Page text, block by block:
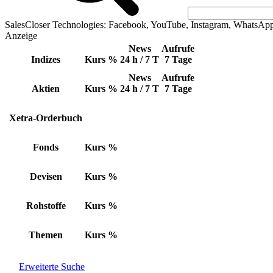
SalesCloser Technologies: Facebook, YouTube, Instagram,
Anzeige
Indizes Kurs %
News
24 h / 7 T
Aufrufe
7 Tage
Aktien Kurs %
News
24 h / 7 T
Aufrufe
7 Tage
Xetra-Orderbuch
Fonds Kurs %
Devisen Kurs %
Rohstoffe Kurs %
Themen Kurs %
Erweiterte Suche